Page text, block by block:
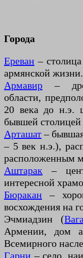
Города
Ереван –
армянской жизни.
Армавир –
области,
20 века до н.э.
бывшей
Арташат–
– 5 век н.э.),
расположенным
Аштарак –
интересной
Бюракан –
восхождения на
Эчмиадзин (
Армении, дом
Всемирного
Гарни – село,